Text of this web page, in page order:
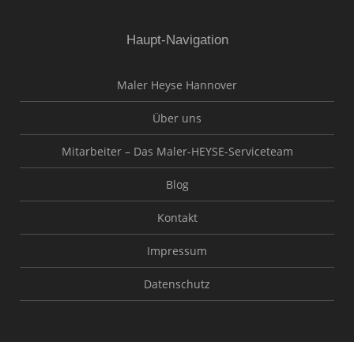
Haupt-Navigation
Maler Heyse Hannover
Über uns
Mitarbeiter – Das Maler-HEYSE-Serviceteam
Blog
Kontakt
Impressum
Datenschutz